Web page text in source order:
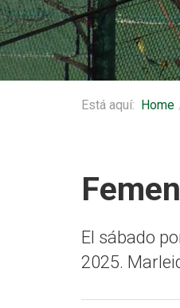
Está aquí: Home
El sábado
2025.